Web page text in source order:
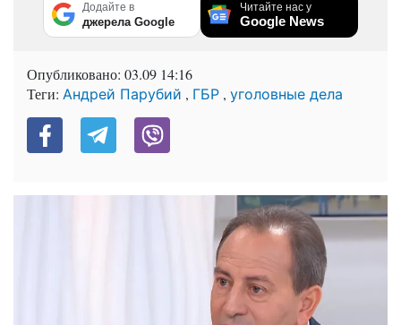
Додайте в
джерела Google
Читайте нас у
Google News
Опубликовано: 03.09 14:16
Теги: Андрей Парубий , ГБР , уголовные дела